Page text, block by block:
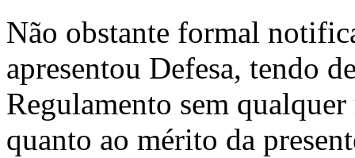
Não obstante formal
apresentou Defesa, tendo
Regulamento sem
quanto ao mérito da